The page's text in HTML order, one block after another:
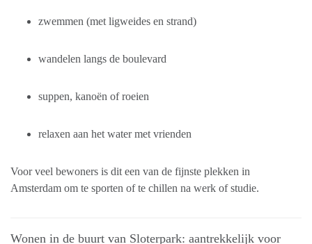
zwemmen (met ligweides en strand)
wandelen langs de boulevard
suppen, kanoën of roeien
relaxen aan het water met vrienden
Voor veel bewoners is dit een van de fijnste plekken in
Amsterdam om te sporten of te chillen na werk of studie.
Wonen in de buurt van Sloterpark: aantrekkelijk voor